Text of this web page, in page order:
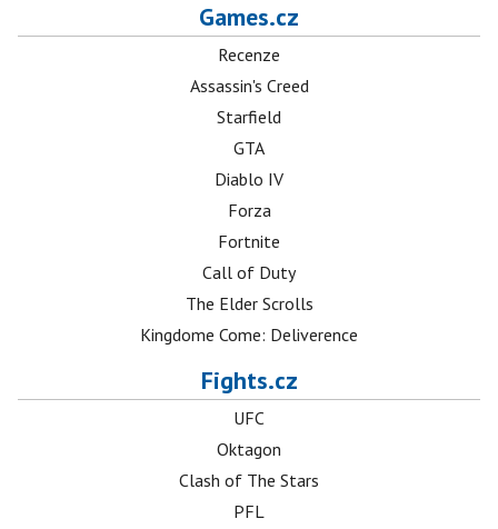
Games.cz
Recenze
Assassin's Creed
Starfield
GTA
Diablo IV
Forza
Fortnite
Call of Duty
The Elder Scrolls
Kingdome Come: Deliverence
Fights.cz
UFC
Oktagon
Clash of The Stars
PFL